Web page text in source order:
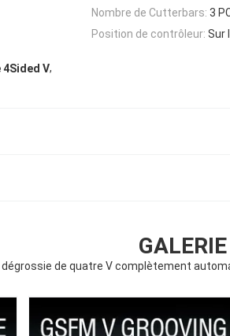
Nombre de Cutterbars: 3
Position de contrôleur: Sur
4Sided V,
GALERIE
dégrossie de quatre V complètement